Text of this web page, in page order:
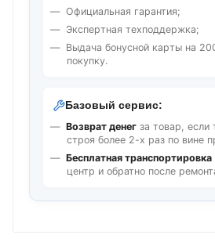
Официальная гарантия;
Экспертная техподдержка;
Выдача бонусной карты на
покупку.
Базовый сервис:
Возврат денег за товар, если
строя более 2-х раз по вине
Бесплатная транспортировка
центр и обратно после